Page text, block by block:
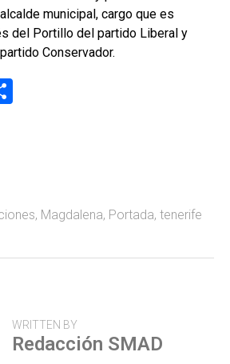
municipal, cargo que es
del Portillo del partido Liberal y
Conservador.
tir, Magdalena, Portada, tenerife
WRITTEN BY
Redacción SMAD